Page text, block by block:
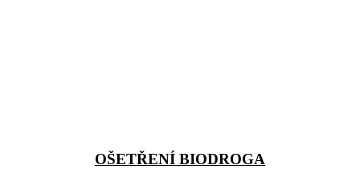
OŠETŘENÍ BIODROGA